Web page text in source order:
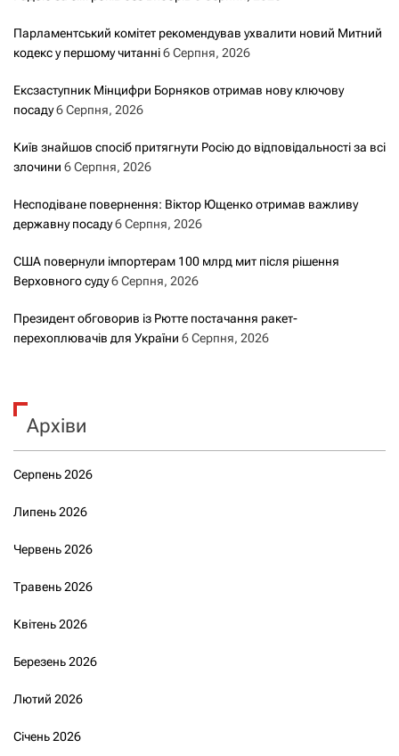
Парламентський комітет рекомендував ухвалити новий Митний
кодекс у першому читанні6 Серпня, 2026
Ексзаступник Мінцифри Борняков отримав нову ключову
посаду6 Серпня, 2026
Київ знайшов спосіб притягнути Росію до відповідальності за всі
злочини 6 Серпня, 2026
Несподіване повернення: Віктор Ющенко отримав важливу
державну посаду6 Серпня, 2026
США повернули імпортерам 100 млрд мит після рішення
Верховного суду6 Серпня, 2026
Президент обговорив із Рютте постачання ракет-
перехоплювачів для України 6 Серпня, 2026
Архіви
Серпень 2026
Липень 2026
Червень 2026
Травень 2026
Квітень 2026
Березень 2026
Лютий 2026
Січень 2026